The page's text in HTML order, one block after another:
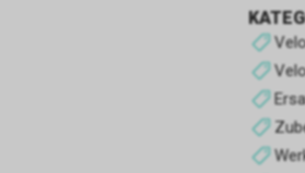
Interessen der Benutzer an den
Sie werden verwendet, um das